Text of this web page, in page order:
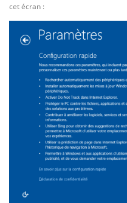
cet écran :